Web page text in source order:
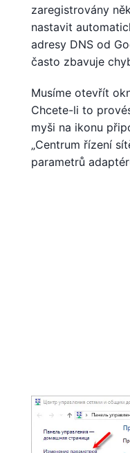
zaregistrovány
nastavit
adresy DNS od
často zbavuje
Musíme otevřít
Chcete-li to
myši na ikonu
„Centrum řízení
parametrů